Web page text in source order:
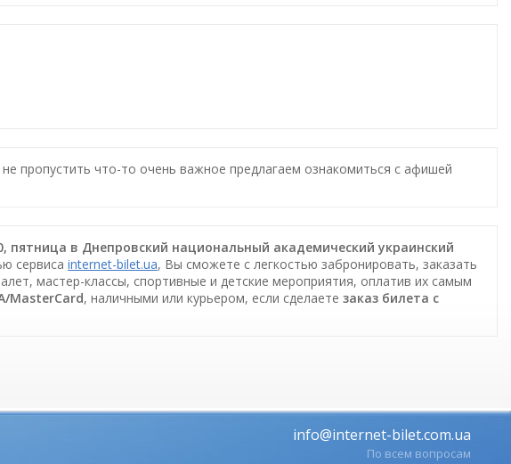
пропустить что-то очень важное предлагаем ознакомиться с афишей
в Днепровский национальный академический украинский
сервиса internet-bilet.ua, Вы сможете с легкостью забронировать, заказать
мастер-классы, спортивные и детские мероприятия, оплатив их самым
MasterCard, наличными или курьером, если сделаете заказ билета c
info@internet-bilet.com.ua
По всем вопросам